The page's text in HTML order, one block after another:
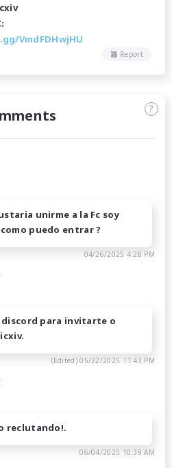
VmdFDHwjHU
Report
?
unirme a la Fc soy
puedo entrar ?
04/26/2025 4:28 PM
discord para invitarte o
(Edited)05/22/2025 11:43 PM
reclutando!.
06/04/2025 10:39 AM